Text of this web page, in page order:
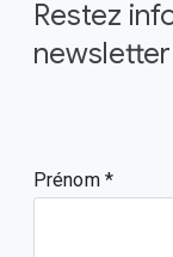
Restez
Prénom